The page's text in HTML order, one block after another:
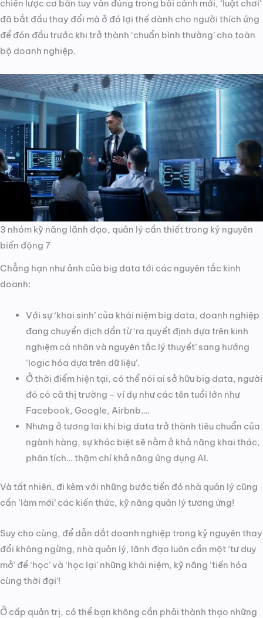
chiến lược cơ bản tuy vẫn đúng trong bối cảnh mới, ‘luật chơi’
đã bắt đầu thay đổi mà ở đó lợi thế dành cho người thích ứng
để đón đầu trước khi trở thành ‘chuẩn bình thường’ cho toàn
bộ doanh nghiệp.
3 nhóm kỹ năng lãnh đạo, quản lý cần thiết trong kỷ nguyên
biến động 7
Chẳng hạn như ảnh của big data tới các nguyên tắc kinh
doanh:
Với sự ‘khai sinh’ của khái niệm big data, doanh nghiệp
đang chuyển dịch dần từ ‘ra quyết định dựa trên kinh
nghiệm cá nhân và nguyên tắc lý thuyết’ sang hướng
‘logic hóa dựa trên dữ liệu’.
Ở thời điểm hiện tại, có thể nói ai sở hữu big data, người
đó có cả thị trường – ví dụ như các tên tuổi lớn như
Facebook, Google, Airbnb….
Nhưng ở tương lai khi big data trở thành tiêu chuẩn của
ngành hàng, sự khác biệt sẽ nằm ở khả năng khai thác,
phân tích… thậm chí khả năng ứng dụng AI.
Và tất nhiên, đi kèm với những bước tiến đó nhà quản lý cũng
cần ‘làm mới’ các kiến thức, kỹ năng quản lý tương ứng!
Suy cho cùng, để dẫn dắt doanh nghiệp trong kỷ nguyên thay
đổi không ngừng, nhà quản lý, lãnh đạo luôn cần một ‘tư duy
mở’ để ‘học’ và ‘học lại’ những khái niệm, kỹ năng ‘tiến hóa
cùng thời đại’!
Ở cấp quản trị, có thể bạn không cần phải thành thạo những